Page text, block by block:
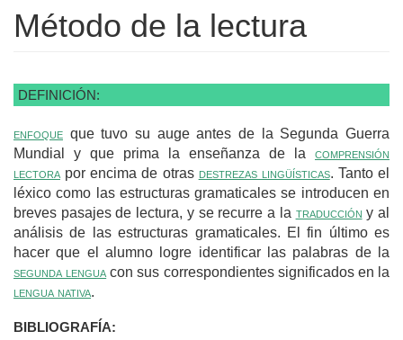
Método de la lectura
DEFINICIÓN:
enfoque que tuvo su auge antes de la Segunda Guerra
Mundial y que prima la enseñanza de la comprensión
lectora por encima de otras destrezas lingüísticas. Tanto el
léxico como las estructuras gramaticales se introducen en
breves pasajes de lectura, y se recurre a la traducción y al
análisis de las estructuras gramaticales. El fin último es
hacer que el alumno logre identificar las palabras de la
segunda lengua con sus correspondientes significados en la
lengua nativa.
BIBLIOGRAFÍA: